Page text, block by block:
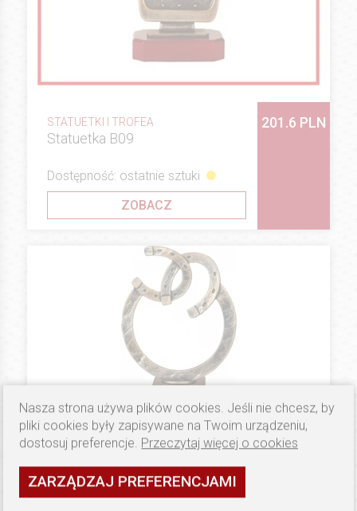
STATUETKI I TROFEA
Statuetka B09
201.6 PLN
Dostępność: ostatnie sztuki
ZOBACZ
Nasza strona używa plików cookies. Jeśli nie chcesz, by
pliki cookies były zapisywane na Twoim urządzeniu,
dostosuj preferencje. Przeczytaj więcej o cookies
ZARZĄDZAJ PREFERENCJAMI